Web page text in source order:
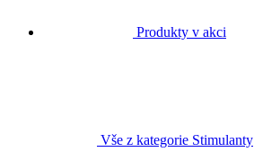
Produkty v akci
Vše z kategorie Stimulanty